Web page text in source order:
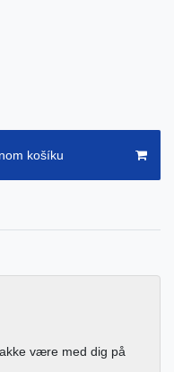
košíku
være med dig på